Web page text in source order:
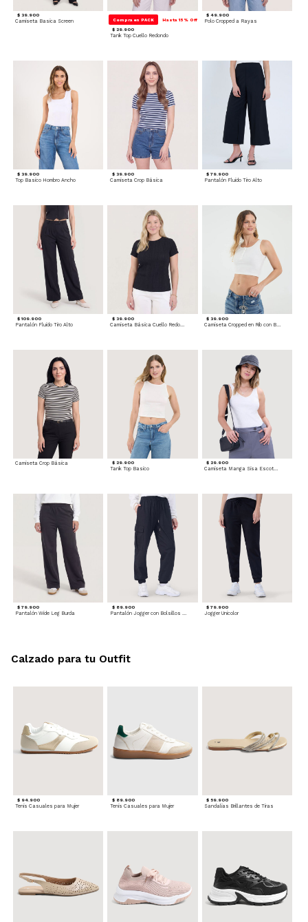
$ 39.900
Camiseta Basica Screen Compra en PACK Hasta 15% Off
$ 29.900
Tank Top Cuello Redondo
$ 49.900
Polo Cropped a Rayas
$ 39.900
Top Basico Hombro Ancho
$ 39.900
Camiseta Crop Básica
$ 79.900
Pantalón Fluido Tiro Alto
$ 109.900
Pantalón Fluido Tiro Alto
$ 39.900
Camiseta Básica Cuello Redondo
$ 39.900
Camiseta Crop Básica $ 29.900
Tank Top Basico
$ 29.900
Camiseta Manga Sisa Escotada
$ 79.900
Pantalón Wide Leg Burda
$ 89.900
Pantalón Jogger con Bolsillos Cargo
$ 79.900
Jogger Unicolor
$ 94.900
Tenis Casuales para Mujer
$ 89.900
Tenis Casuales para Mujer
$ 59.900
Sandalias Brillantes de Tiras
Calzado para tu Outfit